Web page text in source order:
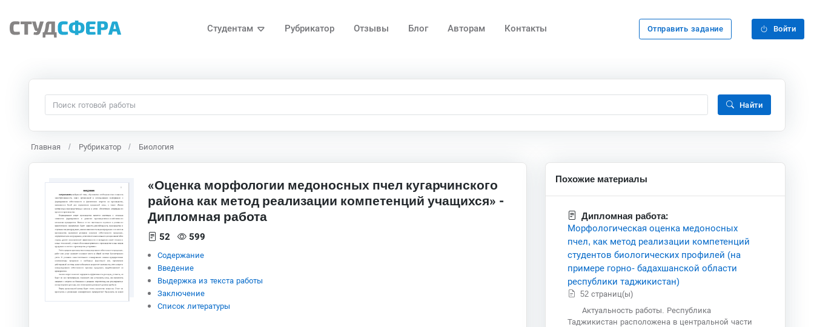
Студентам Рубрикатор Отзывы Блог Авторам Контакты Отправить задание Войти
Найти
Главная Рубрикатор Биология
«Оценка морфологии медоносных пчел кугарчинского
района как метод реализации компетенций учащихся» -
Дипломная работа
52 599
Содержание
Введение
Выдержка из текста работы
Заключение
Список литературы
Похожие материалы
Дипломная работа:
Морфологическая оценка медоносных
пчел, как метод реализации компетенций
студентов биологических профилей (на
примере горно- бадахшанской области
республики таджикистан)
52 страниц(ы)
Актуальность работы. Республика
Таджикистан расположена в центральной части